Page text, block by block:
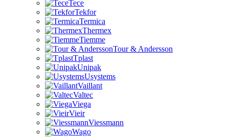
Tece
Tekfor
Termica
Thermex
Tiemme
Tour & Andersson
Tplast
Unipak
Usystems
Vaillant
Valtec
Viega
Vieir
Viessmann
Wago